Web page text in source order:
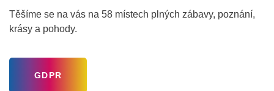
Těšíme se na vás na 58 místech plných zábavy, poznání,
krásy a pohody.
GDPR